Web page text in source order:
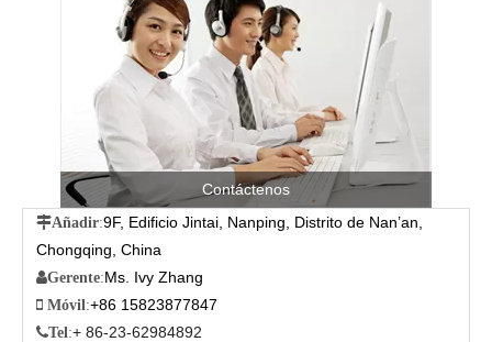
Contáctenos
Añadir:9F, Edificio Jintai, Nanping, Distrito de Nan’an,
Chongqing, China
Gerente:Ms. Ivy Zhang
 Móvil :+86 15823877847
Tel :+ 86-23-62984892